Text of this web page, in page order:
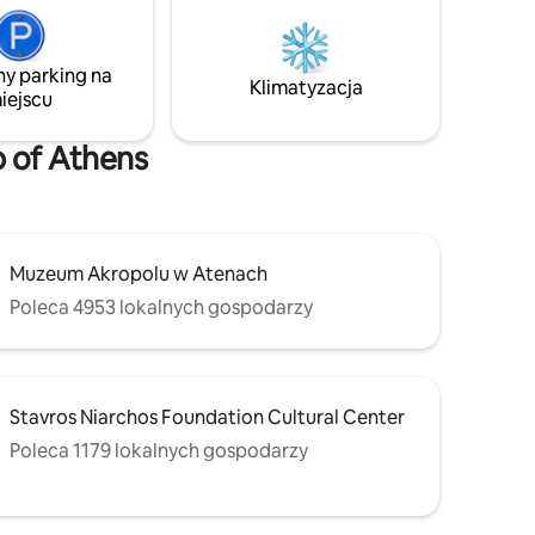
noc
0,50 €
dzielnica, 5 minut spacerem od metra,
zabytków, lokalnych restauracji, kawiarni
i sklepów. *** Zakaz organizowania
wszelkiego rodzaju imprez / wydarzeń
parking na
Klimatyzacja
of Athens
Muzeum Akropolu w Atenach
Poleca 4953 lokalnych gospodarzy
Stavros Niarchos Foundation Cultural Center
Poleca 1179 lokalnych gospodarzy